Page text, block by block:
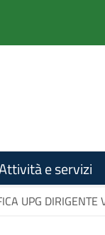
e servizi
UPG DIRIGENTE